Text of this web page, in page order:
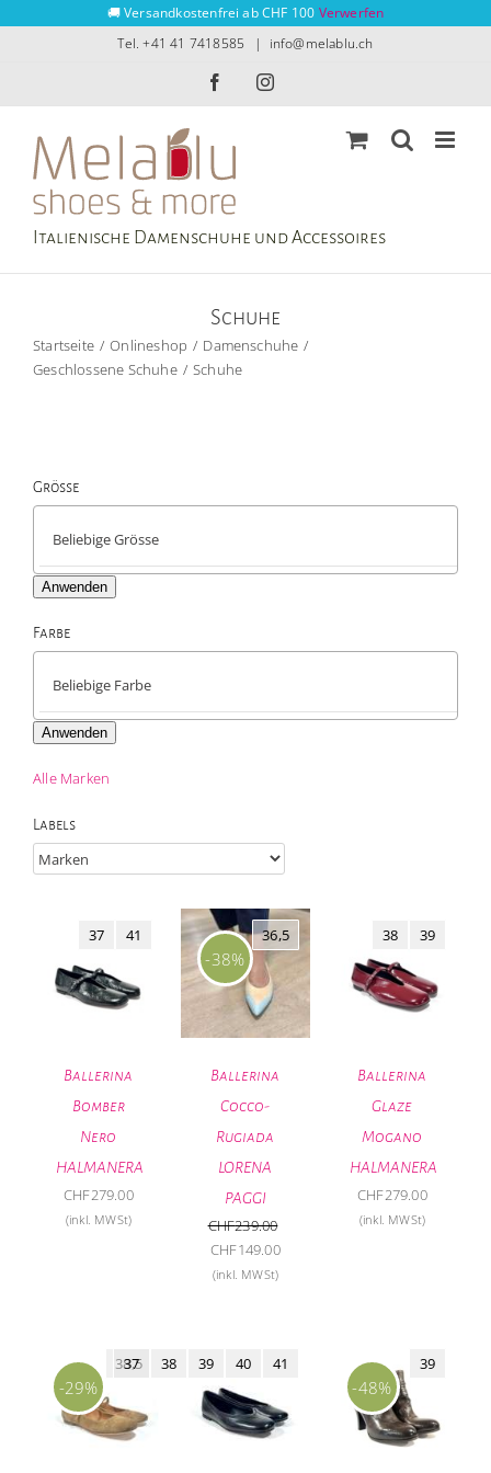
🚚 Versandkostenfrei ab CHF 100 Verwerfen
Tel. +41 41 7418585 | info@melablu.ch
FacebookInstagram
Italienische Damenschuhe und Accessoires
Schuhe
Startseite Onlineshop
Damenschuhe
Geschlossene Schuhe
Schuhe
Ballerina
Bomber
Nero
HALMANERA
37 41
CHF279.00
(inkl. MWSt)
-38%
Ballerina
Cocco-
Rugiada
LORENA
PAGGI
36,5
CHF239.00
Ursprünglicher
Preis
CHF149.00Aktueller
(inkl. MWSt)
Ballerina
Glaze
Mogano
HALMANERA
38 39
CHF279.00
(inkl. MWSt)
-29%
38,5
37 38 39 40 41
-48%
39
Grösse
Anwenden
Farbe
Anwenden
Alle Marken
Labels